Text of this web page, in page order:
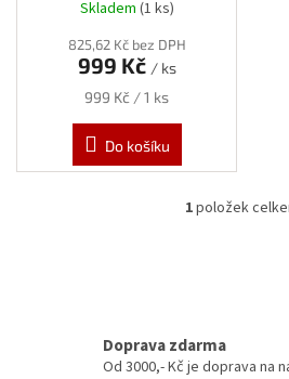
Skladem (1 ks)
825,62 Kč bez DPH
999 Kč / ks
Měrná
999 Kč / 1 ks
Do košíku
O
í
1položek
Doprava zdarma
Od 3000,- Kč je doprava na